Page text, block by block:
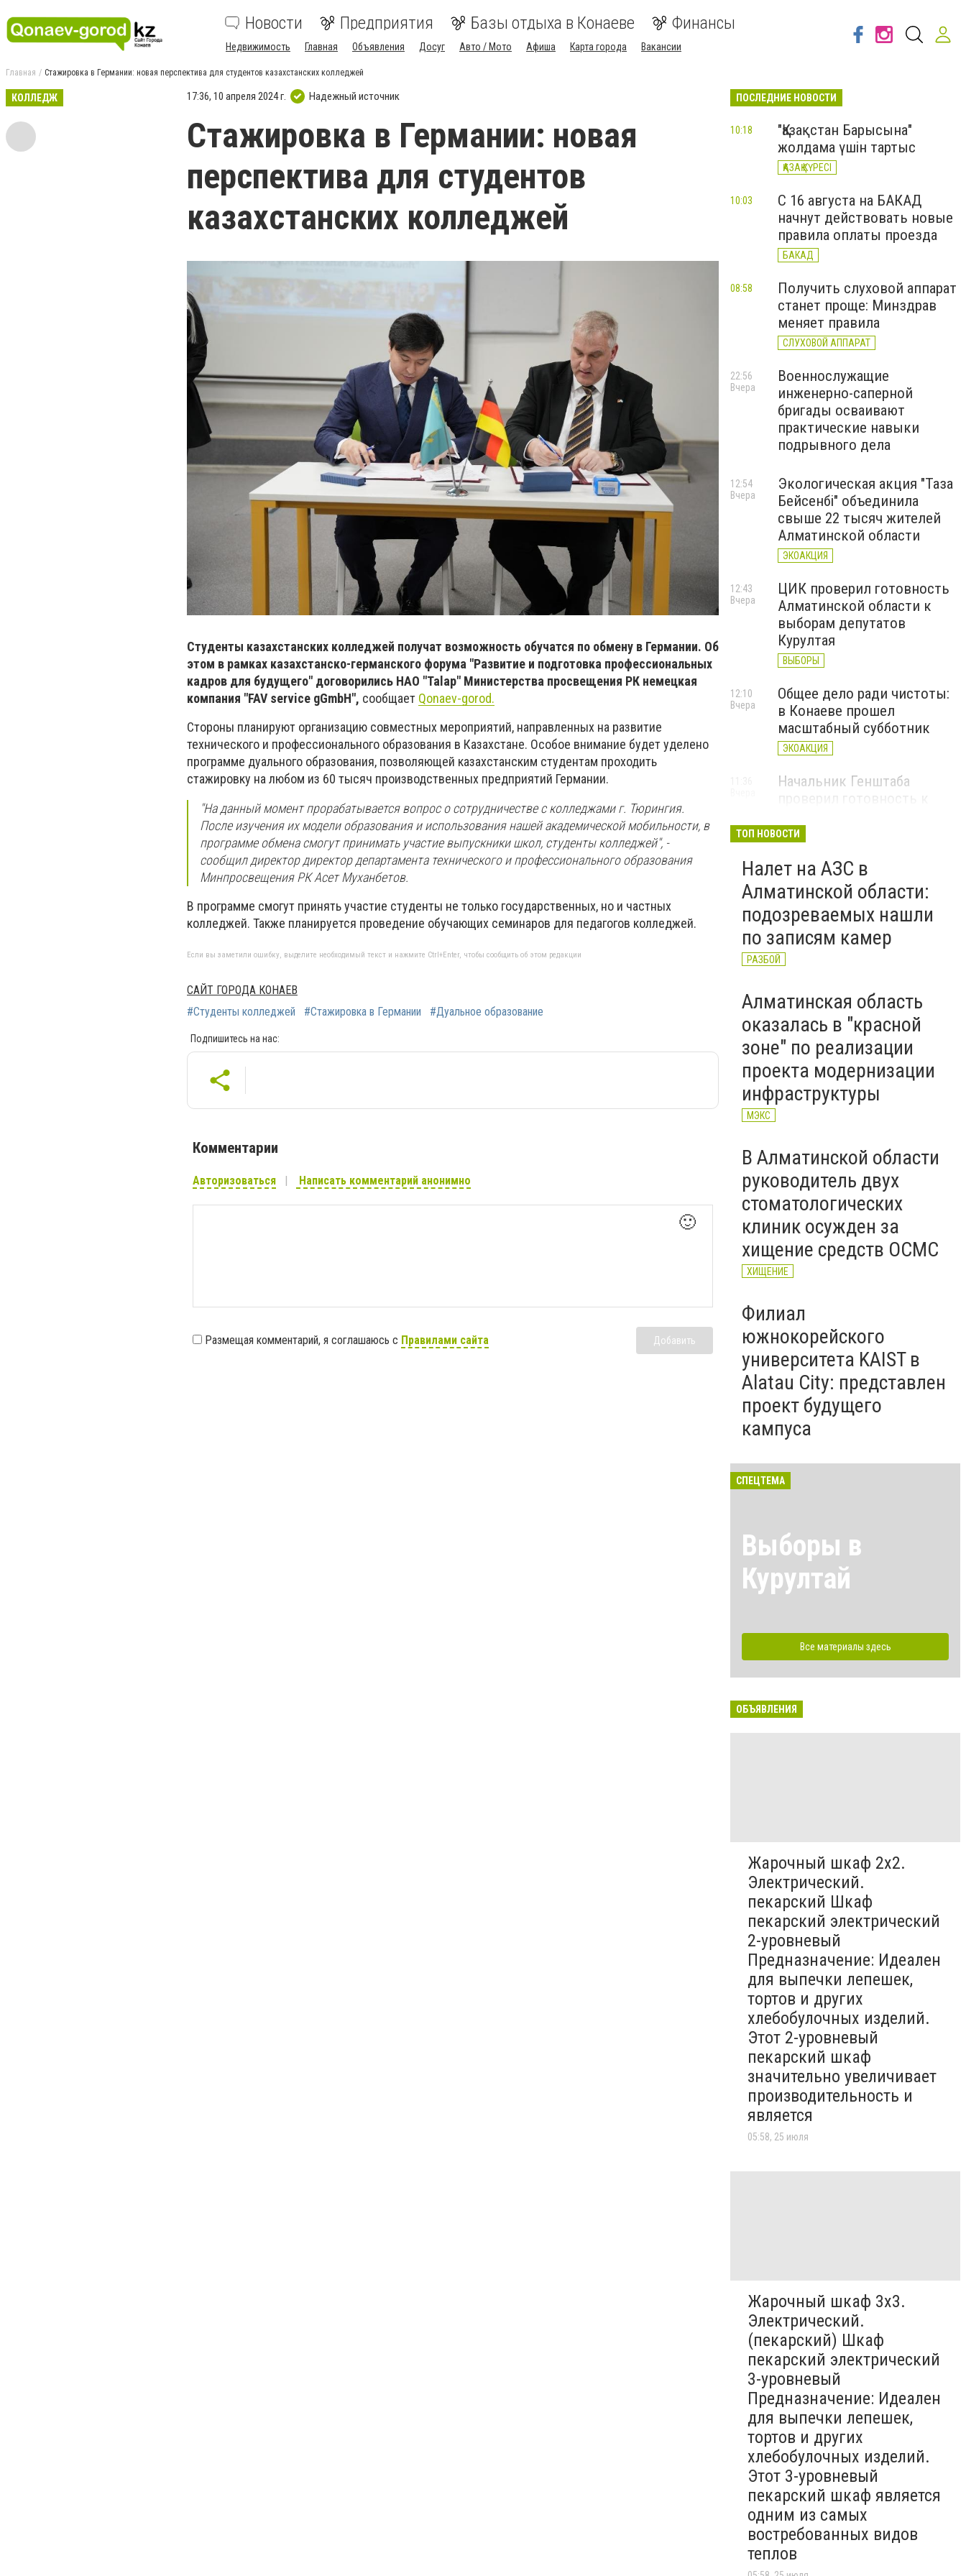
Новости Предприятия Базы отдыха в Конаеве Финансы
Недвижимость Главная Объявления Досуг Авто / Мото Афиша Карта города Вакансии
Главная Стажировка в Германии: новая перспектива для студентов казахстанских колледжей
КОЛЛЕДЖ 17:36, 10 апреля 2024 г. Надежный источник
Стажировка в Германии: новая
перспектива для студентов
казахстанских колледжей
Студенты казахстанских колледжей получат возможность обучатся по обмену в Германии. Об
этом в рамках казахстанско-германского форума "Развитие и подготовка профессиональных
кадров для будущего" договорились НАО "Talap" Министерства просвещения РК немецкая
компания "FAV service gGmbH", сообщает Qonaev-gorod.
Стороны планируют организацию совместных мероприятий, направленных на развитие
технического и профессионального образования в Казахстане. Особое внимание будет уделено
программе дуального образования, позволяющей казахстанским студентам проходить
стажировку на любом из 60 тысяч производственных предприятий Германии.
"На данный момент прорабатывается вопрос о сотрудничестве с колледжами г. Тюрингия.
После изучения их модели образования и использования нашей академической мобильности, в
программе обмена смогут принимать участие выпускники школ, студенты колледжей", -
сообщил директор директор департамента технического и профессионального образования
Минпросвещения РК Асет Муханбетов.
В программе смогут принять участие студенты не только государственных, но и частных
колледжей. Также планируется проведение обучающих семинаров для педагогов колледжей.
Если вы заметили ошибку, выделите необходимый текст и нажмите Ctrl+Enter, чтобы сообщить об этом редакции
САЙТ ГОРОДА КОНАЕВ
#Студенты колледжей
#Стажировка в Германии #Дуальное образование
Подпишитесь на нас:
Комментарии
Авторизоваться Написать комментарий анонимно
🙂
Размещая комментарий, я соглашаюсь с Правилами сайта Добавить
ПОСЛЕДНИЕ НОВОСТИ
"Қазақстан Барысына"
жолдама үшін тартыс
ҚАЗАҚ КҮРЕСІ
10:18
С 16 августа на БАКАД
начнут действовать новые
правила оплаты проезда
БАКАД
10:03
Получить слуховой аппарат
станет проще: Минздрав
меняет правила
СЛУХОВОЙ АППАРАТ
08:58
Военнослужащие
инженерно-саперной
бригады осваивают
практические навыки
подрывного дела
22:56
Вчера
Экологическая акция "Таза
Бейсенбі" объединила
свыше 22 тысяч жителей
Алматинской области
ЭКОАКЦИЯ
12:54
Вчера
ЦИК проверил готовность
Алматинской области к
выборам депутатов
Курултая
ВЫБОРЫ
12:43
Вчера
Общее дело ради чистоты:
в Конаеве прошел
масштабный субботник
ЭКОАКЦИЯ
12:10
Вчера
Начальник Генштаба
Сил специальных операций
ТОП НОВОСТИ
Налет на АЗС в
Алматинской области:
подозреваемых нашли
по записям камер
РАЗБОЙ
Алматинская область
оказалась в "красной
зоне" по реализации
проекта модернизации
инфраструктуры
МЭКС
В Алматинской области
руководитель двух
стоматологических
клиник осужден за
хищение средств ОСМС
ХИЩЕНИЕ
Филиал
южнокорейского
университета KAIST в
Alatau City: представлен
проект будущего
кампуса
СПЕЦТЕМА
Выборы в
Курултай
Все материалы здесь
ОБЪЯВЛЕНИЯ
Жарочный шкаф 2х2.
Электрический.
пекарский Шкаф
пекарский электрический
2-уровневый
Предназначение: Идеален
для выпечки лепешек,
тортов и других
хлебобулочных изделий.
Этот 2-уровневый
пекарский шкаф
значительно увеличивает
производительность и
является
05:58, 25 июля
Жарочный шкаф 3х3.
Электрический.
(пекарский) Шкаф
пекарский электрический
3-уровневый
Предназначение: Идеален
для выпечки лепешек,
тортов и других
хлебобулочных изделий.
Этот 3-уровневый
пекарский шкаф является
одним из самых
востребованных видов
теплов